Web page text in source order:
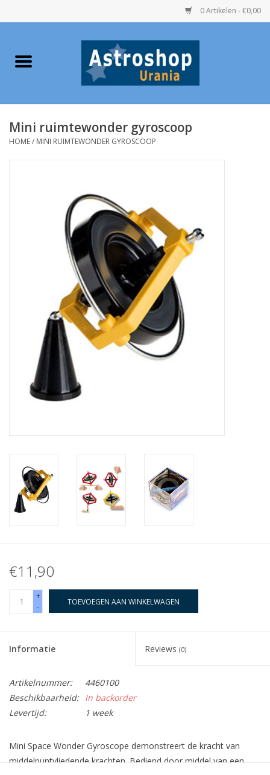
0 Artikelen - €0,00
Home
Telescopen
Urania / Eclipsbrillen
Globes / Gadgets
Weerstations
Aanbiedingen
Monteringen
Zonnewaarneming
Cadeaubonnen
Mini ruimtewonder gyroscoop
HOME/ MINI RUIMTEWONDER GYROSCOOP
€11,90
+
-
TOEVOEGEN AAN WINKELWAGEN
Informatie Reviews (0)
Artikelnummer:
4460100
Beschikbaarheid: In backorder
Levertijd:
1 week
Mini Space Wonder Gyroscope demonstreert de kracht van
middelpuntvliedende krachten. Bediend door middel van een